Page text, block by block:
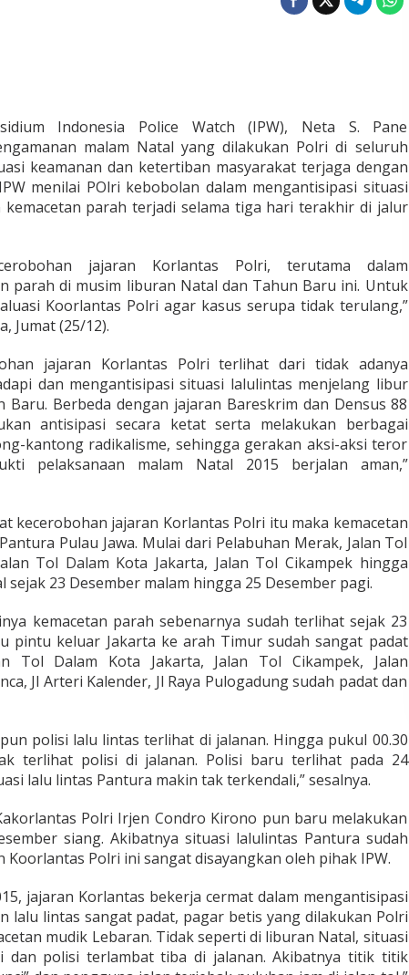
Indonesia Police Watch (IPW), Neta S. Pane
malam Natal yang dilakukan Polri di seluruh
keamanan dan ketertiban masyarakat terjaga dengan
menilai POlri kebobolan dalam mengantisipasi situasi
parah terjadi selama tiga hari terakhir di jalur
jajaran Korlantas Polri, terutama dalam
parah di musim liburan Natal dan Tahun Baru ini. Untuk
Koorlantas Polri agar kasus serupa tidak terulang,”
Jumat (25/12).
jajaran Korlantas Polri terlihat dari tidak adanya
dan mengantisipasi situasi lalulintas menjelang libur
Baru. Berbeda dengan jajaran Bareskrim dan Densus 88
antisipasi secara ketat serta melakukan berbagai
kantong radikalisme, sehingga gerakan aksi-aksi teror
pelaksanaan malam Natal 2015 berjalan aman,”
kecerobohan jajaran Korlantas Polri itu maka kemacetan
Pulau Jawa. Mulai dari Pelabuhan Merak, Jalan Tol
Tol Dalam Kota Jakarta, Jalan Tol Cikampek hingga
sejak 23 Desember malam hingga 25 Desember pagi.
kemacetan parah sebenarnya sudah terlihat sejak 23
pintu keluar Jakarta ke arah Timur sudah sangat padat
Tol Dalam Kota Jakarta, Jalan Tol Cikampek, Jalan
Jl Arteri Kalender, Jl Raya Pulogadung sudah padat dan
polisi lalu lintas terlihat di jalanan. Hingga pukul 00.30
terlihat polisi di jalanan. Polisi baru terlihat pada 24
lalu lintas Pantura makin tak terkendali,” sesalnya.
Polri Irjen Condro Kirono pun baru melakukan
siang. Akibatnya situasi lalulintas Pantura sudah
Koorlantas Polri ini sangat disayangkan oleh pihak IPW.
jajaran Korlantas bekerja cermat dalam mengantisipasi
lalu lintas sangat padat, pagar betis yang dilakukan Polri
mudik Lebaran. Tidak seperti di liburan Natal, situasi
dan polisi terlambat tiba di jalanan. Akibatnya titik titik